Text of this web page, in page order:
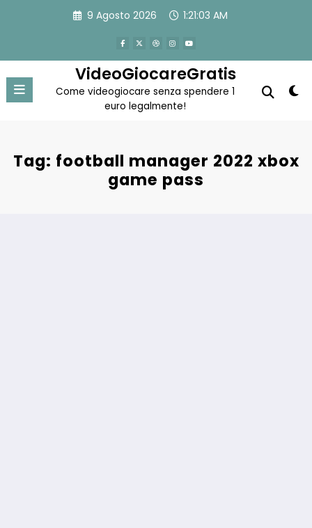
9 Agosto 2026 1:21:04 AM
VideoGiocareGratis
Come videogiocare senza spendere 1
euro legalmente!
Tag: football manager 2022 xbox
game pass